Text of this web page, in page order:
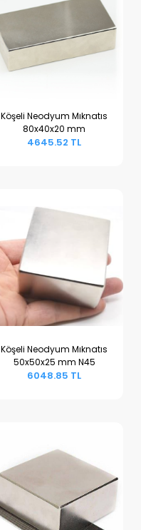
Sepete Ekle
Köşeli Neodyum Mıknatıs
80x40x20 mm
4645.52 TL
Sepete Ekle
Köşeli Neodyum Mıknatıs
50x50x25 mm N45
6048.85 TL